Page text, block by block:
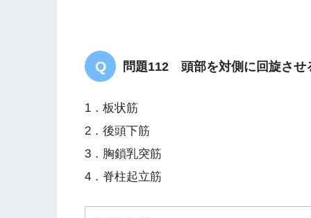
問題112 頭部を対側に回旋させ
1．板状筋
2．後頭下筋
3．胸鎖乳突筋
4．脊柱起立筋